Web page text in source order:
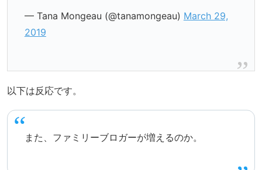
— Tana Mongeau (@tanamongeau) March 29,
2019
以下は反応です。
また、ファミリーブロガーが増えるのか。